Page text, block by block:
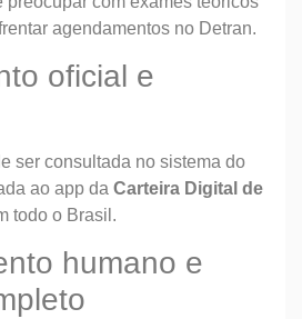
agendamentos no Detran.
oficial e
ser consultada no sistema do
ao app da Carteira Digital de
todo o Brasil.
humano e